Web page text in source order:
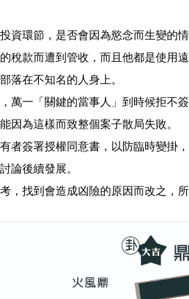
資環節，是否會因為慾念而生變的
稅款而遭到管收，而且他都是使用
落在不知名的人身上。
萬一「關鍵的當事人」到時候拒不
因為這樣而致整個案子散局失敗。
者簽署授權同意書，以防臨時變掛
論後續發展。
，找到會造成凶險的原因而改之，